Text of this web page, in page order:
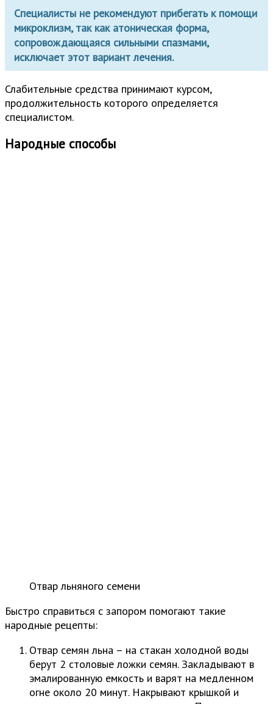
Специалисты не рекомендуют прибегать к помощи
микроклизм, так как атоническая форма,
сопровождающаяся сильными спазмами,
исключает этот вариант лечения.
Слабительные средства принимают курсом,
продолжительность которого определяется
специалистом.
Народные способы
Отвар льняного семени
Быстро справиться с запором помогают такие
народные рецепты:
Отвар семян льна – на стакан холодной воды
берут 2 столовые ложки семян. Закладывают в
эмалированную емкость и варят на медленном
огне около 20 минут. Накрывают крышкой и